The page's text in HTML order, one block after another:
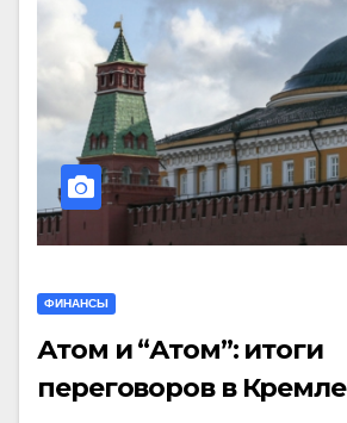
ФИНАНСЫ
Атом и “Атом”: итоги
переговоров в Кремле